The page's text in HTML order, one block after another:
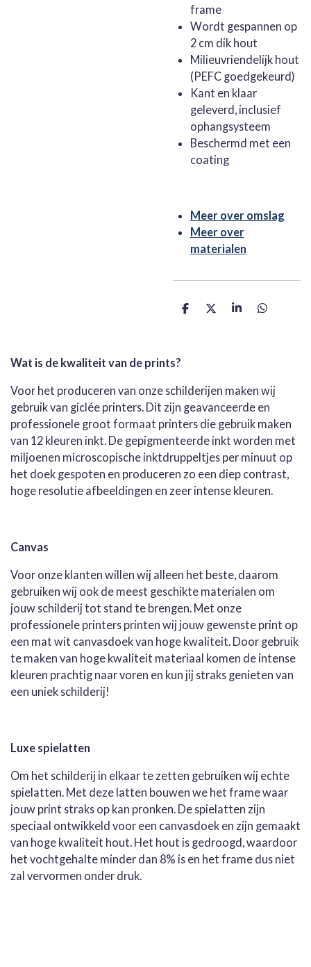
frame
Wordt gespannen op
2 cm dik hout
Milieuvriendelijk hout
(PEFC goedgekeurd)
Kant en klaar
geleverd, inclusief
ophangsysteem
Beschermd met een
coating
Meer over omslag
Meer over
materialen
D
D
S
D
Wat is de kwaliteit van de prints?
Voor het produceren van onze schilderijen maken wij
gebruik van giclée printers. Dit zijn geavanceerde en
professionele groot formaat printers die gebruik maken
van 12 kleuren inkt. De gepigmenteerde inkt worden met
miljoenen microscopische inktdruppeltjes per minuut op
het doek gespoten en produceren zo een diep contrast,
hoge resolutie afbeeldingen en zeer intense kleuren.
Canvas
Voor onze klanten willen wij alleen het beste, daarom
gebruiken wij ook de meest geschikte materialen om
jouw schilderij tot stand te brengen. Met onze
professionele printers printen wij jouw gewenste print op
een mat wit canvasdoek van hoge kwaliteit. Door gebruik
te maken van hoge kwaliteit materiaal komen de intense
kleuren prachtig naar voren en kun jij straks genieten van
een uniek schilderij!
Luxe spielatten
Om het schilderij in elkaar te zetten gebruiken wij echte
spielatten. Met deze latten bouwen we het frame waar
jouw print straks op kan pronken. De spielatten zijn
speciaal ontwikkeld voor een canvasdoek en zijn gemaakt
van hoge kwaliteit hout. Het hout is gedroogd, waardoor
het vochtgehalte minder dan 8% is en het frame dus niet
zal vervormen onder druk.